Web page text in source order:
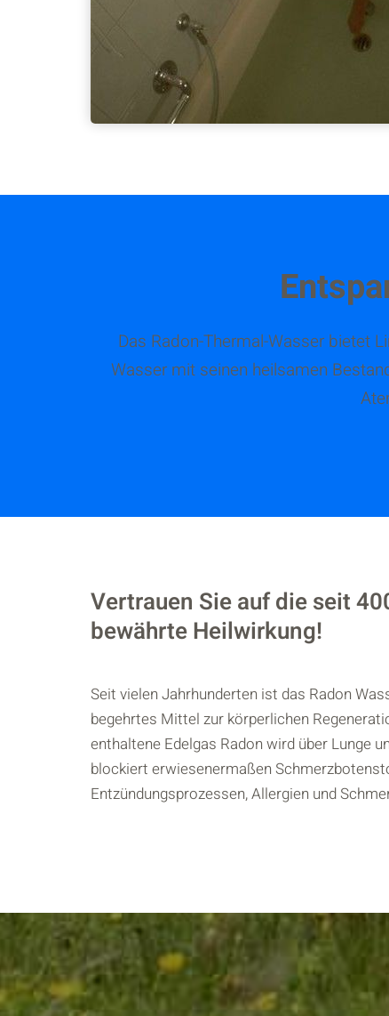
Das Radon-Thermal-Wasser bietet
Wasser mit seinen heilsamen
Vertrauen Sie auf die seit
bewährte Heilwirkung!
Seit vielen Jahrhunderten ist das Radon
begehrtes Mittel zur körperlichen
enthaltene Edelgas Radon wird über Lunge
blockiert erwiesenermaßen
Entzündungsprozessen, Allergien und